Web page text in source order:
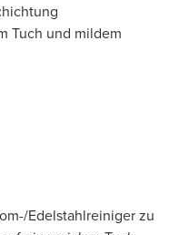
Tuch und mildem
Edelstahlreiniger zu